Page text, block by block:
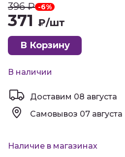
396₽ -6%
371 ₽/шт
В Корзину
В наличии
Доставим 08 августа
Самовывоз 07 августа
Наличие в магазинах